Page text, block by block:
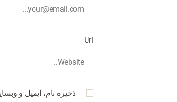
Url
ذخیره نام، ایمیل و